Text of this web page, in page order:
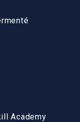
Academy